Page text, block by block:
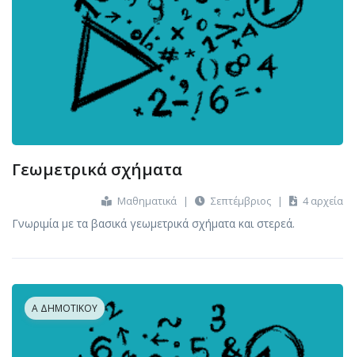
Γεωμετρικά σχήματα
Μαθηματικά | Σεπτέμβριος | 4 αρχεία
Γνωριμία με τα βασικά γεωμετρικά σχήματα και στερεά.
Α ΔΗΜΟΤΙΚΟΎ